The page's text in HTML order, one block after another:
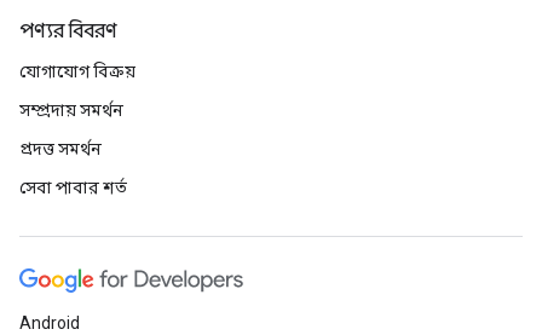
পণ্যর বিবরণ
যোগাযোগ বিক্রয়
সম্প্রদায় সমর্থন
প্রদত্ত সমর্থন
সেবা পাবার শর্ত
Android